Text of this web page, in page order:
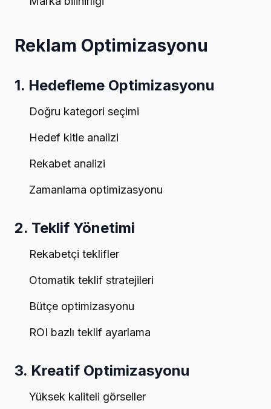
Reklam Optimizasyonu
1. Hedefleme Optimizasyonu
Doğru kategori seçimi
Hedef kitle analizi
Rekabet analizi
Zamanlama optimizasyonu
2. Teklif Yönetimi
Rekabetçi teklifler
Otomatik teklif stratejileri
Bütçe optimizasyonu
ROI bazlı teklif ayarlama
3. Kreatif Optimizasyonu
Yüksek kaliteli görseller